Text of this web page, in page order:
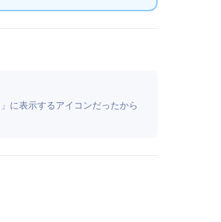
）」に表示するアイコンだったから